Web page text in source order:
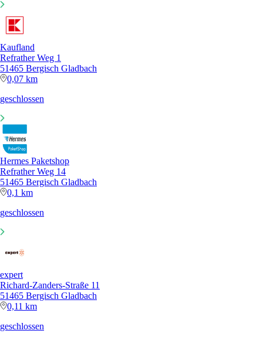
Kaufland
Refrather Weg 1
51465 Bergisch Gladbach
0,07 km
geschlossen
Hermes Paketshop
Refrather Weg 14
51465 Bergisch Gladbach
0,1 km
geschlossen
expert
Richard-Zanders-Straße 11
51465 Bergisch Gladbach
0,11 km
geschlossen